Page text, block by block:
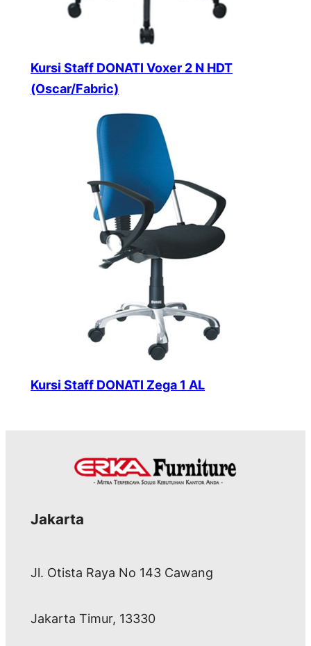
Kursi Staff DONATI Voxer 2 N HDT
(Oscar/Fabric)
Kursi Staff DONATI Zega 1 AL
Jakarta
Jl. Otista Raya No 143 Cawang
Jakarta Timur, 13330